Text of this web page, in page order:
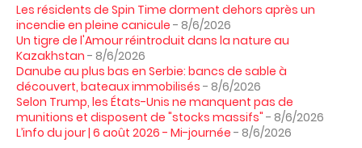
Les résidents de Spin Time dorment dehors après un
incendie en pleine canicule - 8/6/2026
Un tigre de l'Amour réintroduit dans la nature au
Kazakhstan - 8/6/2026
Danube au plus bas en Serbie: bancs de sable à
découvert, bateaux immobilisés - 8/6/2026
Selon Trump, les États-Unis ne manquent pas de
munitions et disposent de "stocks massifs" - 8/6/2026
L’info du jour | 6 août 2026 - Mi-journée - 8/6/2026